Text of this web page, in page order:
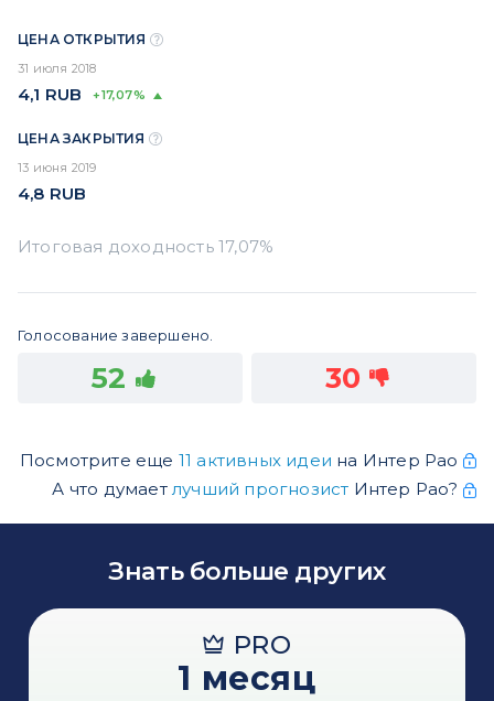
ЦЕНА ОТКРЫТИЯ
31 июля 2018
4,1 RUB +17,07%
ЦЕНА ЗАКРЫТИЯ
13 июня 2019
4,8 RUB
Голосование завершено.
52 30
Посмотрите еще 11 активных идеи на Интер Рао
А что думает лучший прогнозист Интер Рао?
Знать больше других
PRO
1 месяц